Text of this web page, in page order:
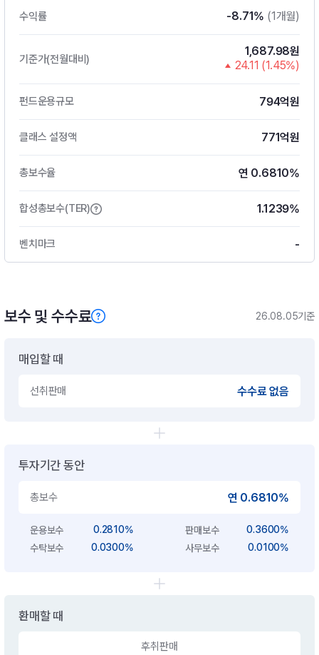
수익률 -8.71% (1개월)
기준가(전월대비)
1,687.98원
24.11 (1.45%)
펀드운용규모 794억원
클래스 설정액 771억원
총보수율 연 0.6810%
합성총보수(TER) 1.1239%
벤치마크 -
보수 및 수수료 26.08.05기준
매입할 때
선취판매 수수료 없음
투자기간 동안
총보수 연 0.6810%
운용보수 0.2810% 판매보수
0.3600%
수탁보수
0.0300% 사무보수 0.0100%
환매할 때
후취판매